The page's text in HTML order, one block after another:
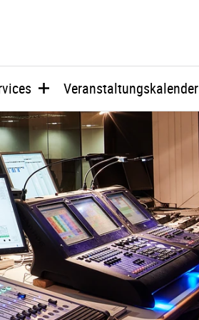
Veranstaltungskalender